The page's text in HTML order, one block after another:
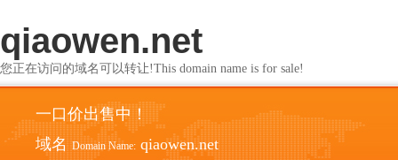
qiaowen.net
您正在访问的域名可以转让!This domain name is for sale!
一口价出售中！
域名 Domain Name: qiaowen.net